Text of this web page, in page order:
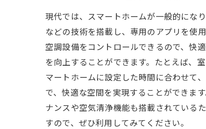
現代では、スマートホームが一般的にな
などの技術を搭載し、専用のアプリを使
空調設備をコントロールできるので、快
を向上することができます。たとえば、
マートホームに設定した時間に合わせて
で、快適な空間を実現することができま
ナンスや空気清浄機能も搭載されている
すので、ぜひ利用してみてください。